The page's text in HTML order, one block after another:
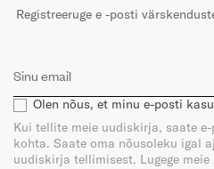
Registreeruge e -posti
Olen nõus, et minu e-posti
Kui tellite meie uudiskirja, saate
kohta. Saate oma nõusoleku igal
uudiskirja tellimisest. Lugege